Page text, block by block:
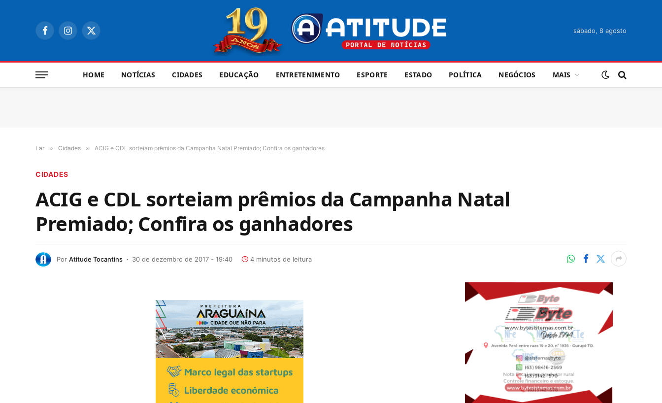
FacebookInstagram
X
sábado, 8 agosto
HOME NOTÍCIAS CIDADES EDUCAÇÃO ENTRETENIMENTO ESPORTE ESTADO POLÍTICA NEGÓCIOS MAIS
Lar » Cidades » ACIG e CDL sorteiam prêmios da Campanha Natal Premiado; Confira os ganhadores
CIDADES
ACIG e CDL sorteiam prêmios da Campanha Natal
Premiado; Confira os ganhadores
Por Atitude Tocantins 30 de dezembro de 2017 - 19:40 4 minutos de leitura